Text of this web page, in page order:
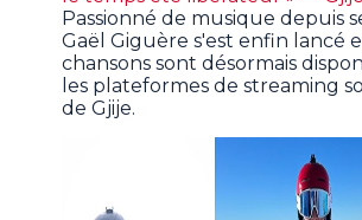
Passionné de musique depuis
Gaël Giguère s'est enfin lancé
chansons sont désormais
les plateformes de streaming
de Gjije.